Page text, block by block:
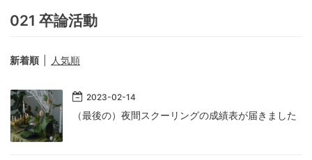
021 卒論活動
新着順 人気順
2023-02-14
（最後の）夜間スクーリングの成績表が届きました